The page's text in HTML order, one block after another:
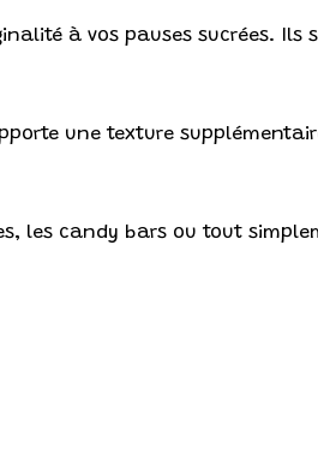
à vos pauses sucrées.
une texture
les candy bars ou tout